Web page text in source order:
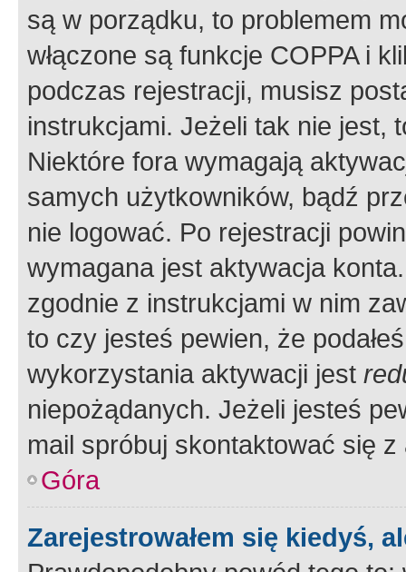
są w porządku, to problemem
włączone są funkcje COPPA i
podczas rejestracji, musisz
instrukcjami. Jeżeli tak nie jest,
Niektóre fora wymagają
samych użytkowników, bądź
nie logować. Po rejestracji
wymagana jest aktywacja
zgodnie z instrukcjami w nim
to czy jesteś pewien, że
wykorzystania aktywacji jest
niepożądanych. Jeżeli jesteś
mail spróbuj skontaktować się
Góra
Zarejestrowałem się kiedyś,